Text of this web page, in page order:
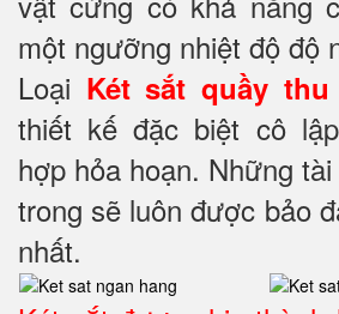
một ngưỡng nhiệt độ độ
Loại Két sắt quầy thu
thiết kế đặc biệt cô
hợp hỏa hoạn. Những
trong sẽ luôn được bảo
nhất.